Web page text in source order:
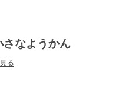
さなようかん
る